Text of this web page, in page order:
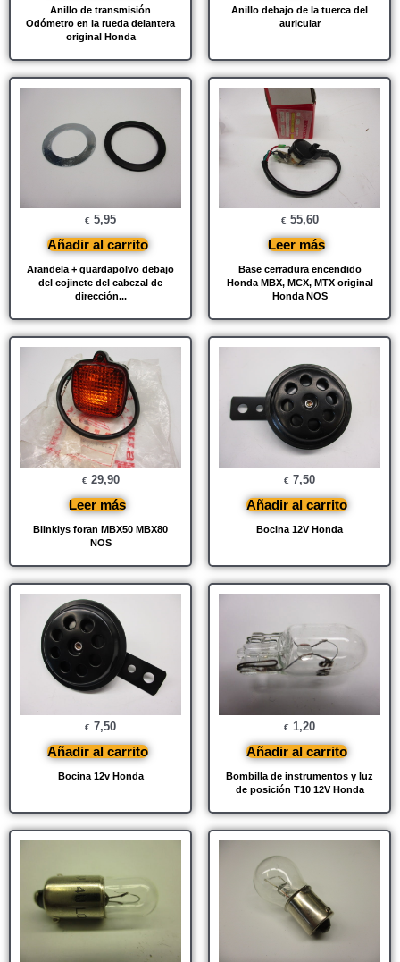
Anillo de transmisión
Odómetro en la rueda delantera
original Honda
Anillo debajo de la tuerca del
auricular
Arandela + guardapolvo debajo
del cojinete del cabezal de
dirección...
€ 5,95
Añadir al carrito
Base cerradura encendido
Honda MBX, MCX, MTX original
Honda NOS
€ 55,60
Leer más
Blinklys foran MBX50 MBX80
NOS
€ 29,90
Leer más
Bocina 12V Honda
€ 7,50
Añadir al carrito
Bocina 12v Honda
€ 7,50
Añadir al carrito
Bombilla de instrumentos y luz
de posición T10 12V Honda
€ 1,20
Añadir al carrito